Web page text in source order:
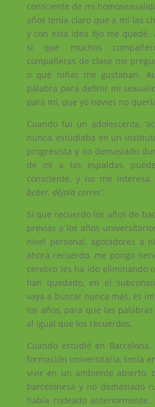
consciente de mi
años tenía claro que a mí las
y con esta idea fijo me quedé.
si que muchos
compañeras de clase me
o qué niñas me gustaban.
palabra para definir mi
para mí, que yo novies no
Cuando fui un adolescente,
nunca, estudiaba en un
progresista y no demasiado
de mí a las espaldas,
consciente, y no me interesa,
beber, déjala correr’.
Si que recuerdo los años de
previas a los años
nivel personal, agotadores a
ahora recuerdo, me pongo
cerebro les ha ido eliminando
han quedado, en el
vaya a buscar nunca más, es
los años, para que las
al igual que los recuerdos.
Cuando estudié en
formación universitaria, tenía
vivir en un ambiente abierto,
barcelonesa y no demasiado
había rodeado anteriormente.